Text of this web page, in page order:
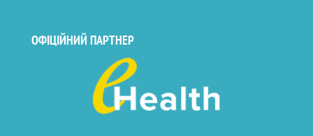
ОФІЦІЙНИЙ ПАРТНЕР